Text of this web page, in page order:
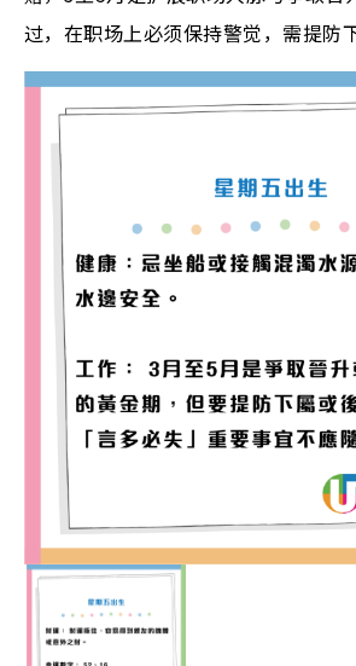
过，在职场上必须保持警觉，需提防